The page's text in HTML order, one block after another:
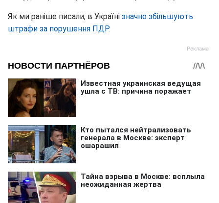
Як ми раніше писали, в Україні значно збільшують
штрафи за порушення ПДР.